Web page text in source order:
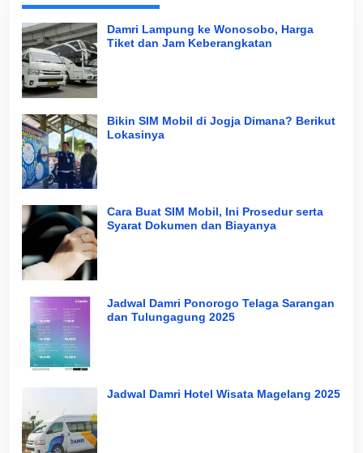
Damri Lampung ke Wonosobo, Harga
Tiket dan Jam Keberangkatan
Bikin SIM Mobil di Jogja Dimana? Berikut
Lokasinya
Cara Buat SIM Mobil, Ini Prosedur serta
Syarat Dokumen dan Biayanya
Jadwal Damri Ponorogo Telaga Sarangan
dan Tulungagung 2025
Jadwal Damri Hotel Wisata Magelang 2025